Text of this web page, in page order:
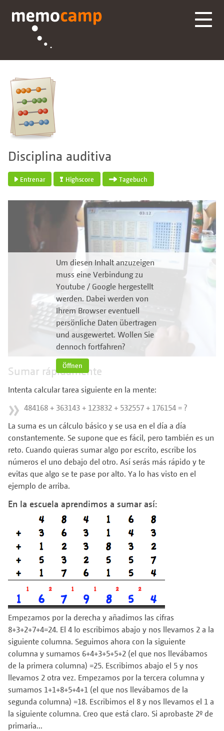
Disciplina auditiva
Entrenar Highscore Tagebuch
Um diesen Inhalt anzuzeigen
muss eine Verbindung zu
Youtube / Google hergestellt
werden. Dabei werden von
Ihrem Browser eventuell
persönliche Daten übertragen
und ausgewertet. Wollen Sie
dennoch fortfahren?
Öffnen
Sumar rápidamente
Intenta calcular tarea siguiente en la mente:
484168 + 363143 + 123832 + 532557 + 176154 = ?
La suma es un cálculo básico y se usa en el día a día
constantemente. Se supone que es fácil, pero también es un
reto. Cuando quieras sumar algo por escrito, escribe los
números el uno debajo del otro. Así serás más rápido y te
evitas que algo se te pase por alto. Ya lo has visto en el
ejemplo de arriba.
En la escuela aprendimos a sumar así:
Empezamos por la derecha y añadimos las cifras
8+3+2+7+4=24. El 4 lo escribimos abajo y nos llevamos 2 a la
siguiente columna. Seguimos ahora con la siguiente
columna y sumamos 6+4+3+5+5+2 (el que nos llevábamos
de la primera columna) =25. Escribimos abajo el 5 y nos
llevamos 2 otra vez. Empezamos por la tercera columna y
sumamos 1+1+8+5+4+1 (el que nos llevábamos de la
segunda columna) =18. Escribimos el 8 y nos llevamos el 1 a
la siguiente columna. Creo que está claro. Si aprobaste 2º de
primaria...